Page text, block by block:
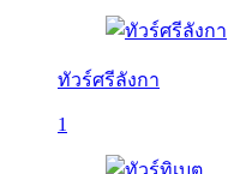
ทัวร์ศรีลังกา
1